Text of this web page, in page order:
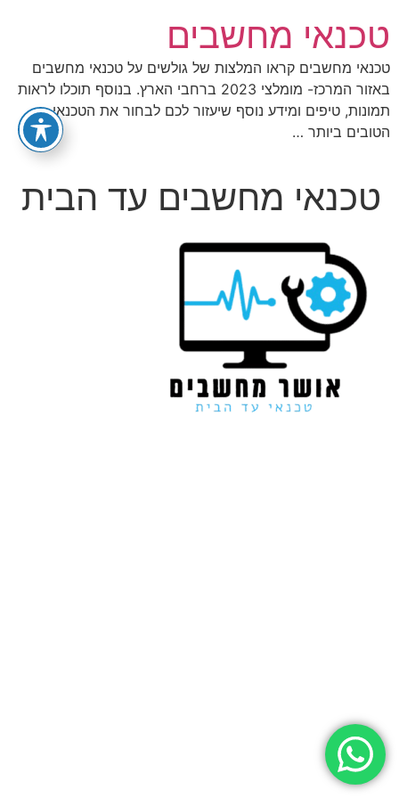
לתוכן
טכנאי מחשבים
טכנאי מחשבים קראו המלצות של גולשים על טכנאי מחשבים
באזור המרכז- מומלצי 2023 ברחבי הארץ. בנוסף תוכלו לראות
תמונות, טיפים ומידע נוסף שיעזור לכם לבחור את הטכנאי
הטובים ביותר …
טכנאי מחשבים עד הבית